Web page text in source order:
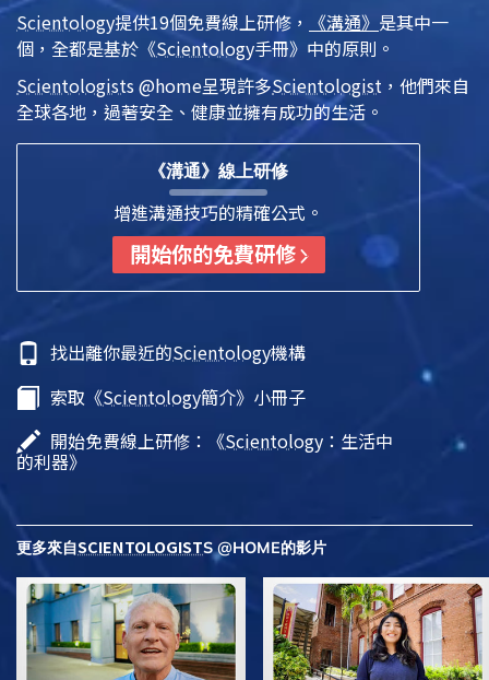
Scientology提供19個免費線上研修， 《溝通》 是其中一
個，全都是基於 《Scientology手冊》 中的原則。
Scientologists @home呈現許多Scientologist ，他們來自
全球各地，過著安全、健康並擁有成功的生活。
《溝通》線上研修
增進溝通技巧的精確公式。
開始你的免費研修
找出離你最近的Scientology機構
索取《Scientology簡介》小冊子
開始免費線上研修：《Scientology ：生活中
的利器》
更多來自SCIENTOLOGISTS @HOME的影片